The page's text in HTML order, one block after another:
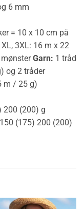
6 mm
= 10 x 10 cm på
3XL: 16 m x 22
Garn: 1 tråd
og 2 tråder
m / 25 g)
200 (200) g
(175) 200 (200)